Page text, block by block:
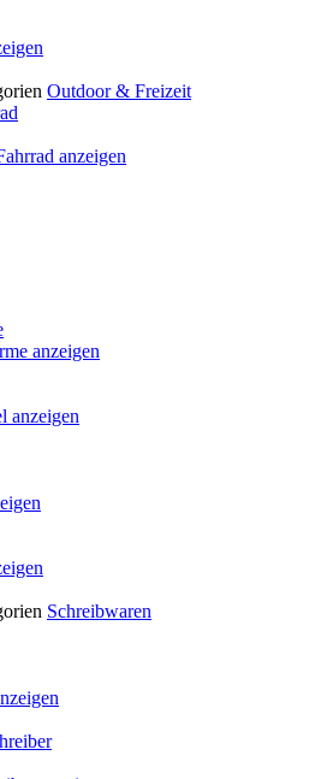
Outdoor & Freizeit
anzeigen
anzeigen
anzeigen
Schreibwaren